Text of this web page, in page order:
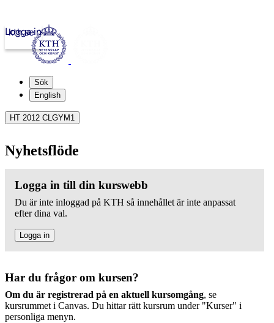
kth.se
Logga in
Sök
English
HT 2012 CLGYM1
Nyhetsflöde
Logga in till din kurswebb
Du är inte inloggad på KTH så innehållet är inte anpassat
efter dina val.
Logga in
Har du frågor om kursen?
Om du är registrerad på en aktuell kursomgång, se
kursrummet i Canvas. Du hittar rätt kursrum under "Kurser" i
personliga menyn.